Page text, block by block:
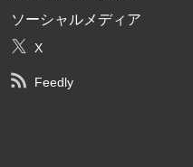
ソーシャルメディア
X
Feedly